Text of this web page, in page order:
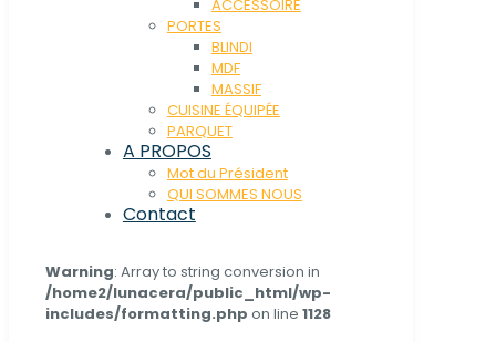
ACCESSOIRE
PORTES
BLINDI
MDF
MASSIF
CUISINE ÉQUIPÉE
PARQUET
A PROPOS
Mot du Président
QUI SOMMES NOUS
Contact
Warning: Array to string conversion in
/home2/lunacera/public_html/wp-
includes/formatting.php on line 1128